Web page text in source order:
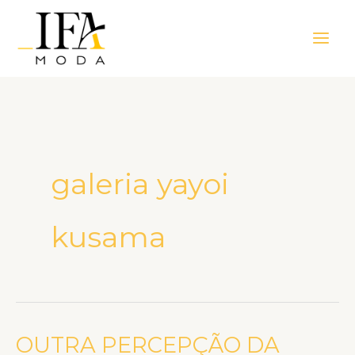
Menu
galeria yayoi
kusama
OUTRA PERCEPÇÃO DA
OUTRA